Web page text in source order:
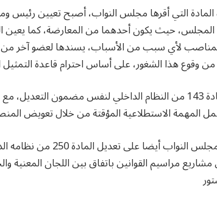
التي أقرها مجلس النواب، أصبح تعيين رئيس
حيث يكون أحدهما من المعارضة، كما يعين
لأي سبب من الأسباب، يسندها لعضو آخر
في السياق ذاته، خضعت المادة 143 من النظام الداخلي لنفس
المهمة الاستطلاعية المؤقتة من خلال تعويض
وفي سياق متصل، صادقت مجلس
مراسيم القوانين باتفاق بين اللجان المعنية